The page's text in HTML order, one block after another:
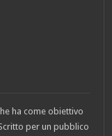
ha come obiettivo
per un pubblico